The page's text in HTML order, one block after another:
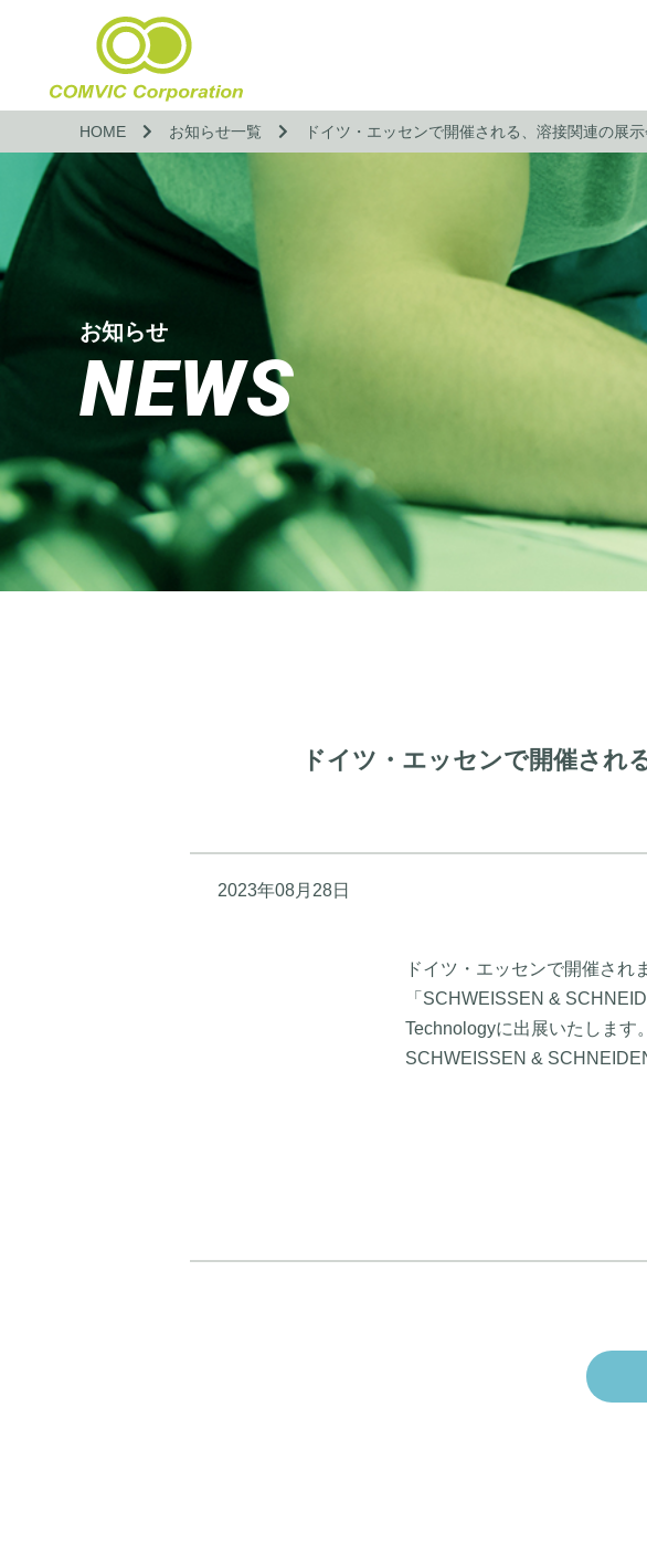
HOME お知らせ一覧 ドイツ・エッセンで開催される、溶接関連の展
お知らせ
NEWS
ドイツ・エッセンで開催され
2023年08月28日
ドイツ・エッセンで開催され
「SCHWEISSEN &
Technologyに出展いたします。
SCHWEISSEN &